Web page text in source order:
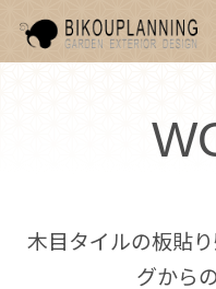
木目タイルの板貼
グから